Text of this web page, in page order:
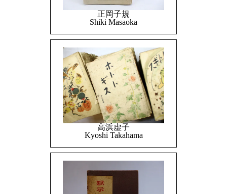
正岡子規
Shiki Masaoka
高浜虚子
Kyoshi Takahama